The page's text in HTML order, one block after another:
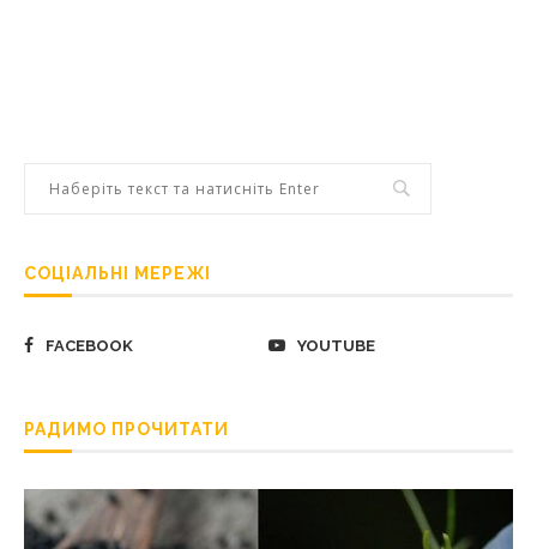
СОЦІАЛЬНІ МЕРЕЖІ
FACEBOOK YOUTUBE
РАДИМО ПРОЧИТАТИ